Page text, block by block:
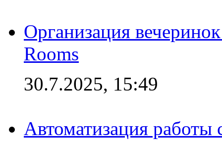
Организация
Rooms
30.7.2025, 15:49
Автоматизация работы